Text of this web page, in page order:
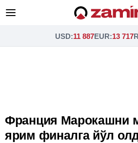
USD:11 887EUR:13 717
Франция Марокашни
ярим финалга йўл